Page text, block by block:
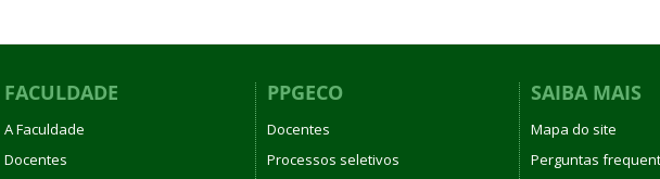
FACULDADE
A Faculdade
Docentes
PPGECO
Docentes
Processos seletivos
SAIBA MAIS
Mapa do site
Perguntas